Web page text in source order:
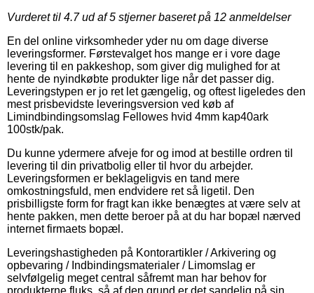
Vurderet til 4.7ud af 5 stjerner baseret på 12 anmeldelser
En del online virksomheder yder nu om dage diverse
leveringsformer. Førstevalget hos mange er i vore dage
levering til en pakkeshop, som giver dig mulighed for at
hente de nyindkøbte produkter lige når det passer dig.
Leveringstypen er jo ret let gængelig, og oftest ligeledes den
mest prisbevidste leveringsversion ved køb af
Limindbindingsomslag Fellowes hvid 4mm kap40ark
100stk/pak.
Du kunne ydermere afveje for og imod at bestille ordren til
levering til din privatbolig eller til hvor du arbejder.
Leveringsformen er beklageligvis en tand mere
omkostningsfuld, men endvidere ret så ligetil. Den
prisbilligste form for fragt kan ikke benægtes at være selv at
hente pakken, men dette beroer på at du har bopæl nærved
internet firmaets bopæl.
Leveringshastigheden på Kontorartikler / Arkivering og
opbevaring / Indbindingsmaterialer / Limomslag er
selvfølgelig meget central såfremt man har behov for
produkterne fluks, så af den grund er det sandelig på sin